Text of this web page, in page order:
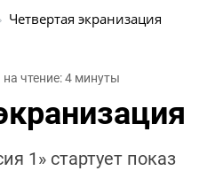
Четвертая экранизация
чтение: 4 минуты
1» стартует показ